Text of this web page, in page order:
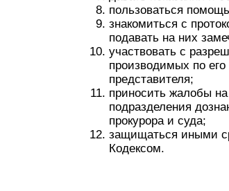
пользоваться
знакомиться с
подавать на них
участвовать с
производимых по его
представителя;
приносить жалобы
подразделения
прокурора и суда;
защищаться иными
Кодексом.